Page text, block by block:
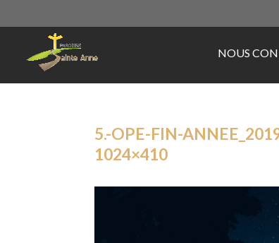
NOUS
5.-OPE-FIN-
1024×410